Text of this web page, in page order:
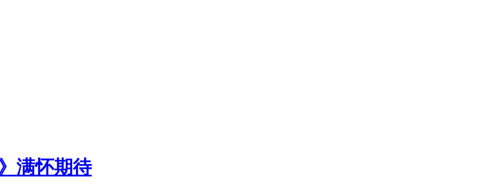
满怀期待